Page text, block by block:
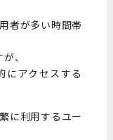
者が多い時間帯
、
にアクセスする
に利用するユー